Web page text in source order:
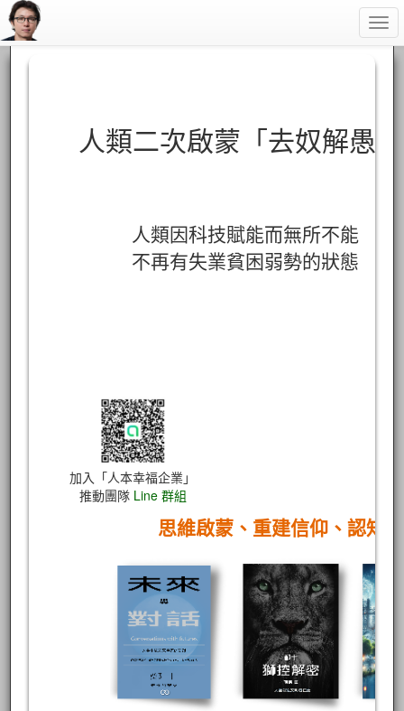
人類二次啟蒙「去奴解愚
人類因科技賦能而無所不能
不再有失業貧困弱勢的狀態
加入「人本幸福企業」
推動團隊 Line 群組
思維啟蒙、重建信仰、認知